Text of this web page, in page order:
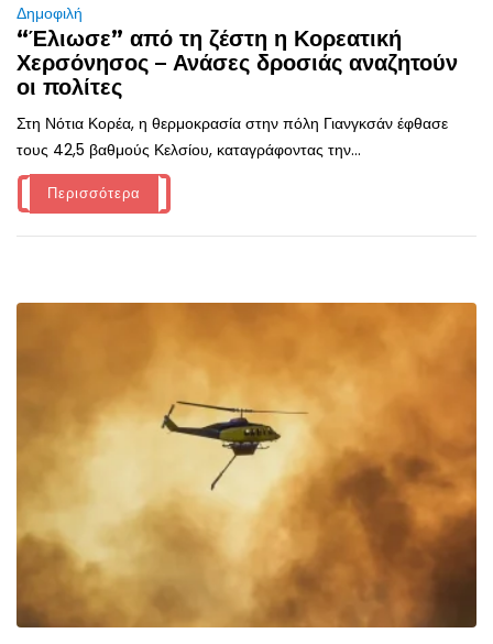
Δημοφιλή
“Έλιωσε” από τη ζέστη η Κορεατική
Χερσόνησος – Ανάσες δροσιάς αναζητούν
οι πολίτες
Στη Νότια Κορέα, η θερμοκρασία στην πόλη Γιανγκσάν έφθασε
τους 42,5 βαθμούς Κελσίου, καταγράφοντας την...
Περισσότερα